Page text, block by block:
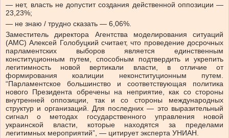
— нет, власть не допустит создания действенной оппозиции —
23,23%;
— не знаю / трудно сказать — 6,06%.
Заместитель директора Агентства моделирования ситуаций
(АМС) Алексей Голобуцкий считает, что проведение досрочных
парламентских выборов является единственным
конституционным путем, способным подтвердить и укрепить
легитимность новой вертикали власти, в отличие от
формирования коалиции неконституционным путем.
“Парламентское большинство и соответствующая политика
нового Президента обречены на неприятие, как со стороны
внутренней оппозиции, так и со стороны международных
структур и организаций. Для последних — это выразительный
сигнал о методах государственного управления новой
украинской власти, которые находятся за пределами
легитимных мероприятий”, — цитирует эксперта УНИАН.